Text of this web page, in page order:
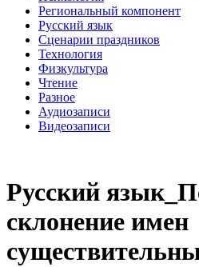
Региональный компонент
Русский язык
Сценарии праздников
Технология
Физкультура
Чтение
Разное
Аудиозаписи
Видеозаписи
Русский
склонение имен